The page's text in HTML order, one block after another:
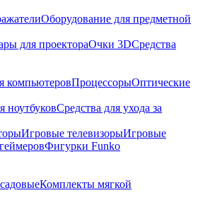
Оборудование для предметной
для проектораОчки 3DСредства
компьютеровПроцессорыОптические
ноутбуковСредства для ухода за
Игровые телевизорыИгровые
Фигурки Funko
Комплекты мягкой